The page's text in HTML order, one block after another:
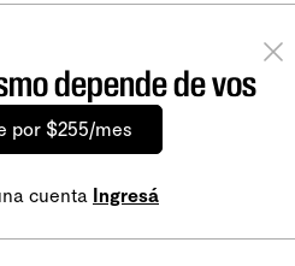
depende de vos
por $255/mes
cuenta Ingresá